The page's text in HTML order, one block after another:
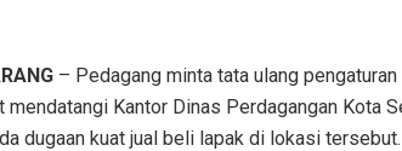
– Pedagang minta tata ulang
Kantor Dinas Perdagangan Kota
dugaan kuat jual beli lapak di lokasi tersebut.